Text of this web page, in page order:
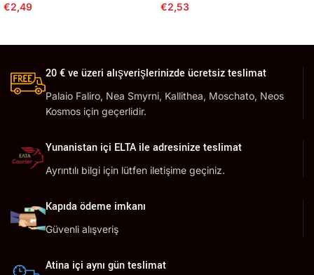
€2,49 €2,53
20 € ve üzeri alışverişlerinizde ücretsiz teslimat
Palaio Faliro, Nea Smyrni, Kallithea, Moschato, Neos
Kosmos için geçerlidir.
Yunanistan içi ELTA ile adresinize teslimat
Ayrıntılı bilgi için lütfen iletişime geçiniz.
Kapıda ödeme imkanı
Güvenli alışveriş
Atina içi aynı gün teslimat